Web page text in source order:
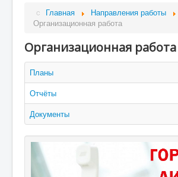
Главная
Направления работы
Организационная работа
Организационная работа
Планы
Отчёты
Документы